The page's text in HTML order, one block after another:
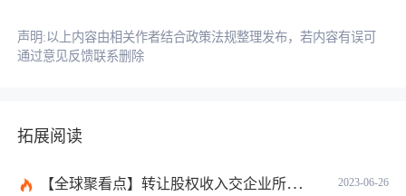
声明:以上内容由相关作者结合政策法规整理发布，若内容有误可
通过意见反馈联系删除
拓展阅读
2023-06-26
【全球聚看点】转让股权收入交企业所得税吗？企业所得税征税原则是什么？